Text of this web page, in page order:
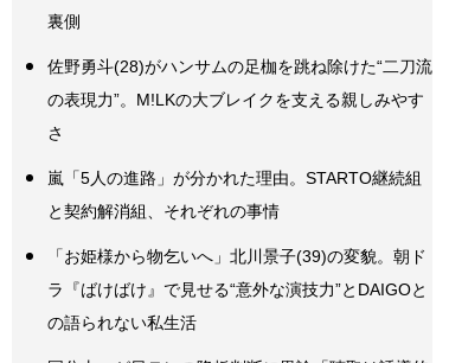
裏側
佐野勇斗(28)がハンサムの足枷を跳ね除けた“二刀流
の表現力”。M!LKの大ブレイクを支える親しみやす
さ
嵐「5人の進路」が分かれた理由。STARTO継続組
と契約解消組、それぞれの事情
「お姫様から物乞いへ」北川景子(39)の変貌。朝ド
ラ『ばけばけ』で見せる“意外な演技力”とDAIGOと
の語られない私生活